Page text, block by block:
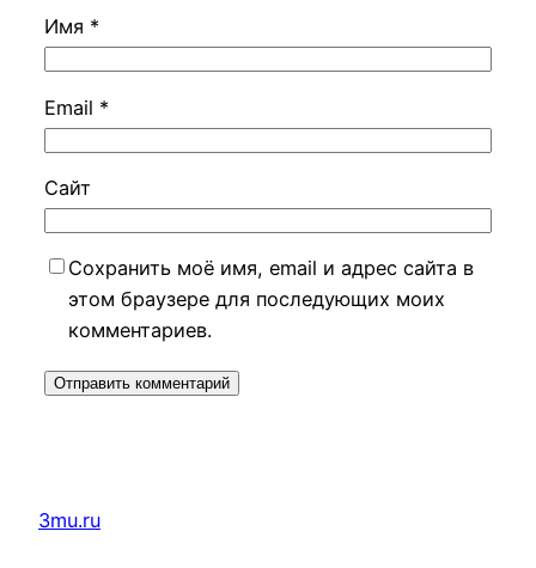
Имя *
Email *
Сайт
Сохранить моё имя, email и адрес сайта в
этом браузере для последующих моих
комментариев.
3mu.ru